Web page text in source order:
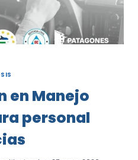
en Manejo
personal